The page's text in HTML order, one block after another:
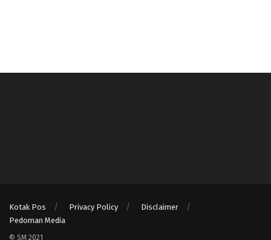
Kotak Pos Privacy Policy
Disclaimer
Pedoman Media
© SM 2021